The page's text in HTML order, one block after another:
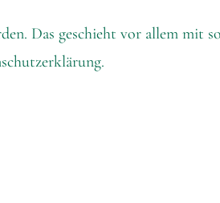
Das geschieht vor allem mit